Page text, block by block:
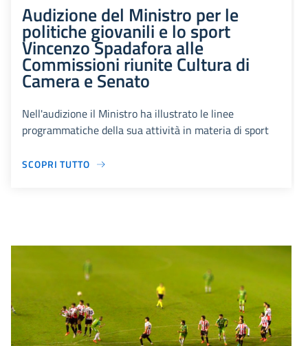
Audizione del Ministro per le
politiche giovanili e lo sport
Vincenzo Spadafora alle
Commissioni riunite Cultura di
Camera e Senato
Nell'audizione il Ministro ha illustrato le linee
programmatiche della sua attività in materia di sport
SCOPRI TUTTO